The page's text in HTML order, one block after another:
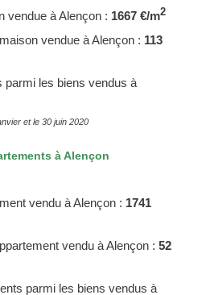
vendue à Alençon : 1667 €/m2
vendue à Alençon : 113
parmi les biens vendus à
et le 30 juin 2020
à Alençon
vendu à Alençon : 1741
vendu à Alençon : 52
parmi les biens vendus à